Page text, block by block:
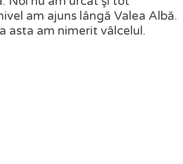
am ajuns lângă Valea Albă.
asta am nimerit vâlcelul.